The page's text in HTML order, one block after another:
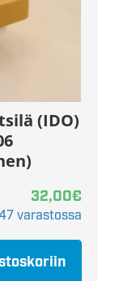
(IDO)
32,00€
varastossa